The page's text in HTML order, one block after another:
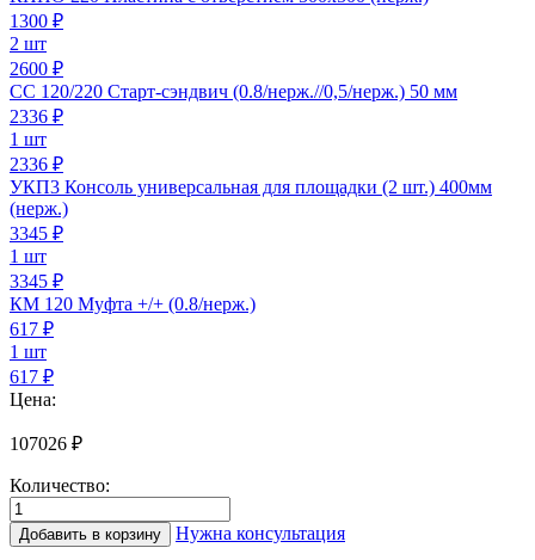
1300 ₽
2 шт
2600 ₽
СС 120/220 Старт-сэндвич (0.8/нерж.//0,5/нерж.) 50 мм
2336 ₽
1 шт
2336 ₽
УКП3 Консоль универсальная для площадки (2 шт.) 400мм
(нерж.)
3345 ₽
1 шт
3345 ₽
КМ 120 Муфта +/+ (0.8/нерж.)
617 ₽
1 шт
617 ₽
Цена:
107026 ₽
Количество:
Количество
товара
Дымоход
Добавить в корзину Нужна консультация